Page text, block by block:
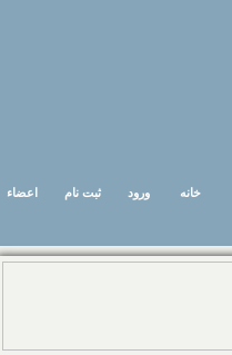
اعضاء ثبت نام ورود خانه